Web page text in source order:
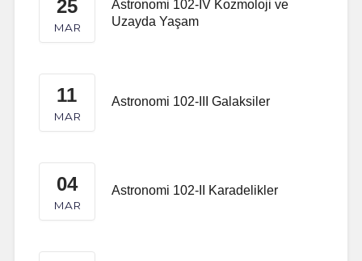
25
MAR
Astronomi 102-IV Kozmoloji ve
Uzayda Yaşam
11
MAR
Astronomi 102-III Galaksiler
04
MAR
Astronomi 102-II Karadelikler